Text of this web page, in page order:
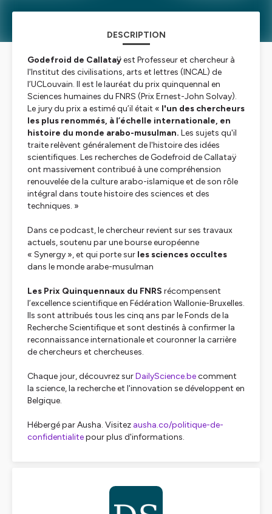
DESCRIPTION
Godefroid de Callataÿest Professeur et chercheur à
l'Institut des civilisations, arts et lettres (INCAL) de
l’UCLouvain. Il est le lauréat du prix quinquennal en
Sciences humaines du FNRS (Prix Ernest-John Solvay).
Le jury du prix a estimé qu’il était « l'un des chercheurs
les plus renommés, à l’échelle internationale, en
histoire du monde arabo-musulman. Les sujets qu'il
traite relèvent généralement de l'histoire des idées
scientifiques. Les recherches de Godefroid de Callataÿ
ont massivement contribué à une compréhension
renouvelée de la culture arabo-islamique et de son rôle
intégral dans toute histoire des sciences et des
techniques. »
Dans ce podcast, le chercheur revient sur ses travaux
actuels, soutenu par une bourse européenne
« Synergy », et qui porte sur les sciences occultes
dans le monde arabe-musulman
Les Prix Quinquennaux du FNRS récompensent
l’excellence scientifique en Fédération Wallonie-Bruxelles.
Ils sont attribués tous les cinq ans par le Fonds de la
Recherche Scientifique et sont destinés à confirmer la
reconnaissance internationale et couronner la carrière
de chercheurs et chercheuses.
Chaque jour, découvrez surDailyScience.becomment
la science, la recherche et l'innovation se développent en
Belgique.
Hébergé par Ausha. Visitez ausha.co/politique-de-
confidentialitepour plus d'informations.